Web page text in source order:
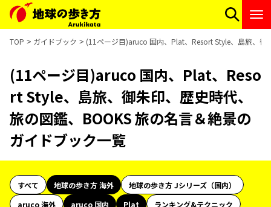
TOP ガイドブック (11ページ目)aruco 国内、Plat、Resort Style、島旅、
(11ページ目)aruco 国内、Plat、Reso
rt Style、島旅、御朱印、歴史時代、
旅の図鑑、BOOKS 旅の名言＆絶景の
ガイドブック一覧
すべて 地球の歩き方 海外
地球の歩き方 Jシリーズ（国内）
aruco 海外
aruco 国内 Plat
ランキング&テクニック